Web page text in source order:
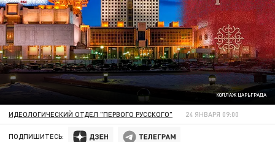
КОЛЛАЖ ЦАРЬГРАДА
ИДЕОЛОГИЧЕСКИЙ ОТДЕЛ "ПЕРВОГО РУССКОГО" 24 ЯНВАРЯ 09:00
ПОДПИШИТЕСЬ: